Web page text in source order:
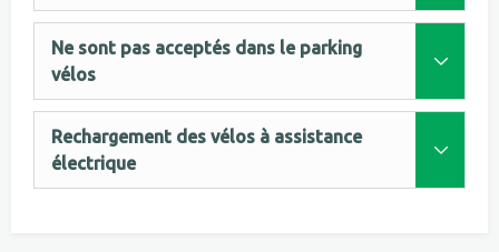
Ne sont pas acceptés dans le parking
vélos
Rechargement des vélos à assistance
électrique